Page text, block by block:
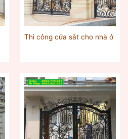
Thi công cửa sắt cho nhà ở